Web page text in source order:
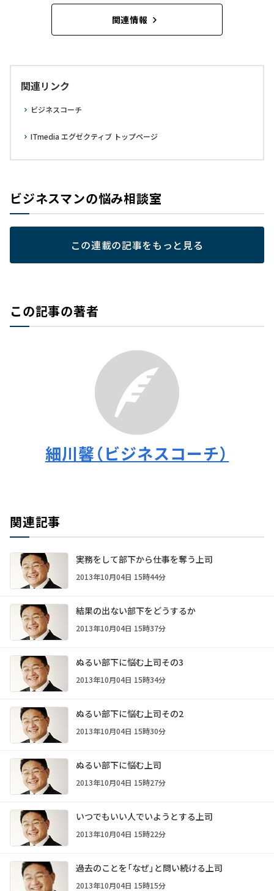
関連情報
関連リンク
ビジネスコーチ
ITmedia エグゼクティブ トップページ
ビジネスマンの悩み相談室
この連載の記事をもっと見る
この記事の著者
細川馨（ビジネスコーチ）
関連記事
実務をして部下から仕事を奪う上司
2013年10月04日 15時44分
結果の出ない部下をどうするか
2013年10月04日 15時37分
ぬるい部下に悩む上司その3
2013年10月04日 15時34分
ぬるい部下に悩む上司その2
2013年10月04日 15時30分
ぬるい部下に悩む上司
2013年10月04日 15時27分
いつでもいい人でいようとする上司
2013年10月04日 15時22分
過去のことを「なぜ」と問い続ける上司
2013年10月04日 15時15分